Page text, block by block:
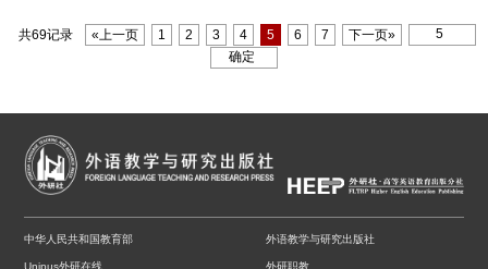
共69记录 «上一页 1 2 3 4 5 6 7 下一页»
中华人民共和国教育部 外语教学与研究出版社
Unipus外研在线 外研职教